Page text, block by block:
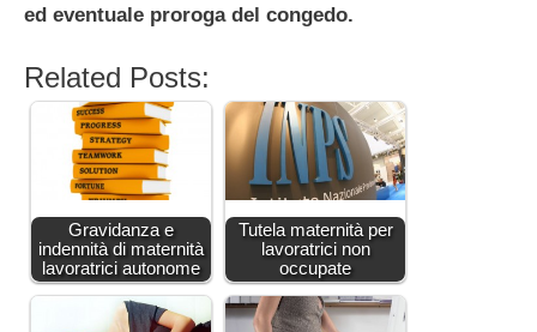
ed eventuale proroga del congedo.
Related Posts:
Gravidanza e
indennità di maternità
lavoratrici autonome
Tutela maternità per
lavoratrici non
occupate